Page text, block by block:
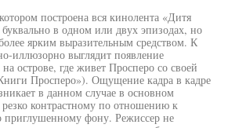
построена вся кинолента «Дитя
в одном или двух эпизодах, но
ярким выразительным средством. К
иллюзорно выглядит появление
острове, где живет Просперо со своей
Просперо»). Ощущение кадра в кадре
в данном случае в основном
контрастному по отношению к
приглушенному фону. Режиссер не